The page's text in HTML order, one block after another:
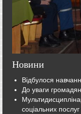
Новини
Відбулося
До уваги
соціальних послуг